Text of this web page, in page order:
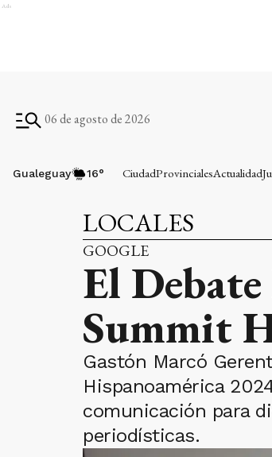
Ads
06 de agosto de 2026
Gualeguay 16° CiudadProvincialesActualidad
LOCALES
GOOGLE
El
Summit
Gastón Marcó
Hispanoamérica
comunicación para
periodísticas.